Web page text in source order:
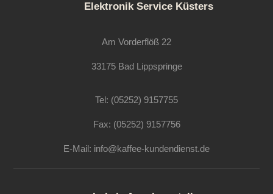
Elektronik Service Küsters
Am Vorderflöß 22
33175 Bad Lippspringe
Tel: (05252) 9157755
Fax: (05252) 9157756
E-Mail: info@kaffee-kundendienst.de